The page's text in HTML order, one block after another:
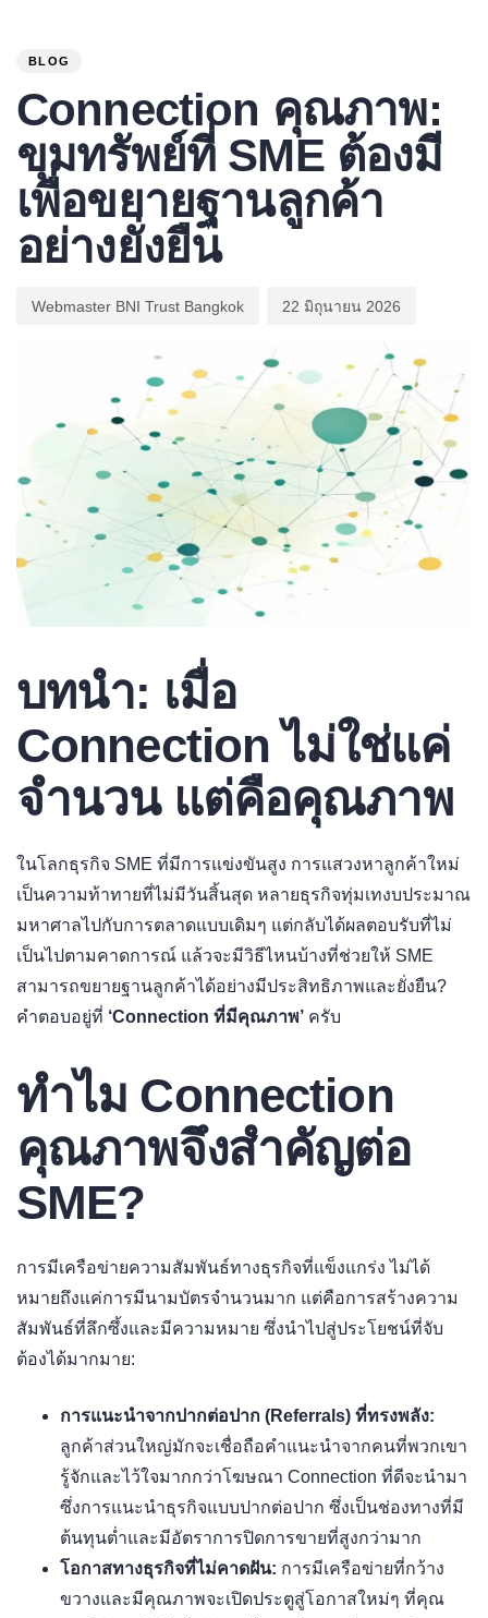
BLOG
Connection คุณภาพ:
ขุมทรัพย์ที่ SME ต้องมี
เพื่อขยายฐานลูกค้า
อย่างยั่งยืน
Webmaster BNI Trust Bangkok 22 มิถุนายน 2026
บทนำ: เมื่อ
Connection ไม่ใช่แค่
จำนวน แต่คือคุณภาพ
ในโลกธุรกิจ SME ที่มีการแข่งขันสูง การแสวงหาลูกค้าใหม่
เป็นความท้าทายที่ไม่มีวันสิ้นสุด หลายธุรกิจทุ่มเทงบประมาณ
มหาศาลไปกับการตลาดแบบเดิมๆ แต่กลับได้ผลตอบรับที่ไม่
เป็นไปตามคาดการณ์ แล้วจะมีวิธีไหนบ้างที่ช่วยให้ SME
สามารถขยายฐานลูกค้าได้อย่างมีประสิทธิภาพและยั่งยืน?
คำตอบอยู่ที่ ‘Connection ที่มีคุณภาพ’ ครับ
ทำไม Connection
คุณภาพจึงสำคัญต่อ
SME?
การมีเครือข่ายความสัมพันธ์ทางธุรกิจที่แข็งแกร่ง ไม่ได้
หมายถึงแค่การมีนามบัตรจำนวนมาก แต่คือการสร้างความ
สัมพันธ์ที่ลึกซึ้งและมีความหมาย ซึ่งนำไปสู่ประโยชน์ที่จับ
ต้องได้มากมาย:
การแนะนำจากปากต่อปาก (Referrals) ที่ทรงพลัง:
ลูกค้าส่วนใหญ่มักจะเชื่อถือคำแนะนำจากคนที่พวกเขา
รู้จักและไว้ใจมากกว่าโฆษณา Connection ที่ดีจะนำมา
ซึ่งการแนะนำธุรกิจแบบปากต่อปาก ซึ่งเป็นช่องทางที่มี
ต้นทุนต่ำและมีอัตราการปิดการขายที่สูงกว่ามาก
โอกาสทางธุรกิจที่ไม่คาดฝัน: การมีเครือข่ายที่กว้าง
ขวางและมีคุณภาพจะเปิดประตูสู่โอกาสใหม่ๆ ที่คุณ